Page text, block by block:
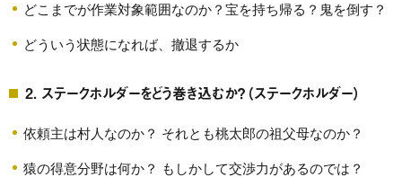
どこまでが作業対象範囲なのか？宝を持ち帰る？鬼を倒す？
どういう状態になれば、撤退するか
2. ステークホルダーをどう巻き込むか？（ステークホルダー）
依頼主は村人なのか？ それとも桃太郎の祖父母なのか？
猿の得意分野は何か？ もしかして交渉力があるのでは？